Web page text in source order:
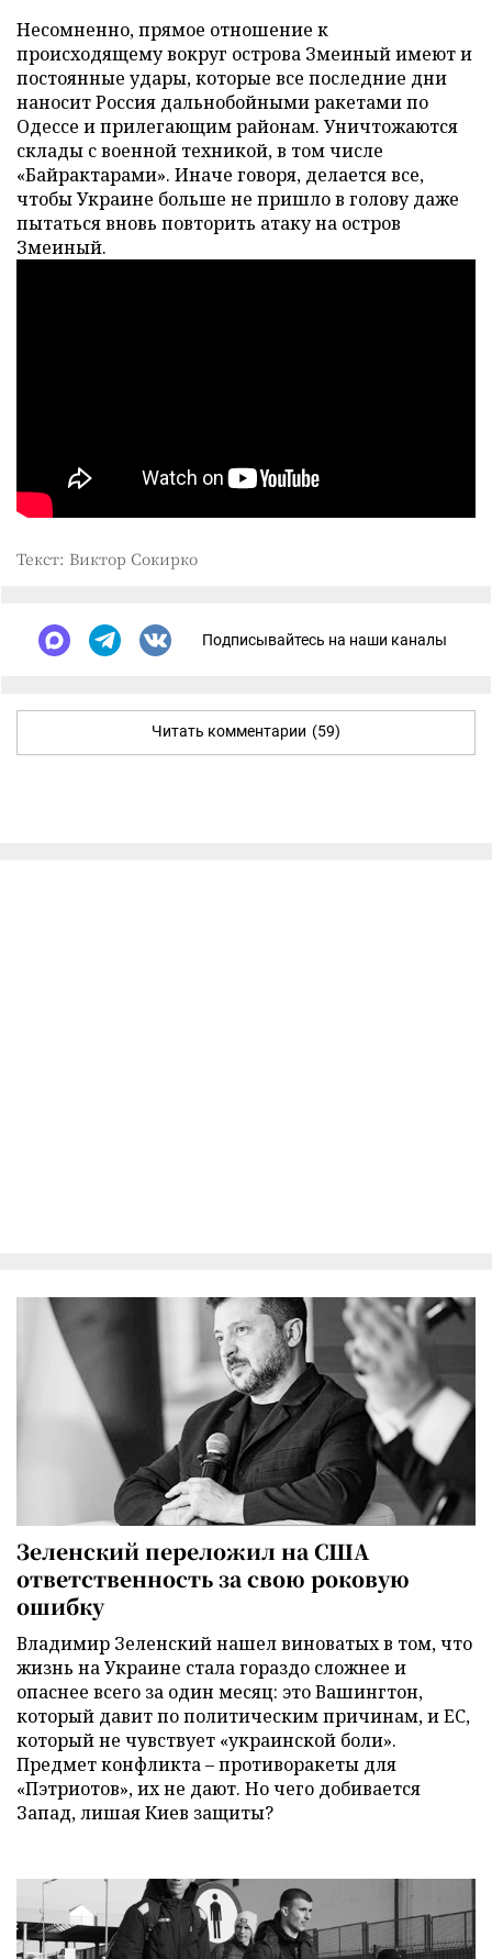
Несомненно, прямое отношение к
происходящему вокруг острова Змеиный имеют и
постоянные удары, которые все последние дни
наносит Россия дальнобойными ракетами по
Одессе и прилегающим районам. Уничтожаются
склады с военной техникой, в том числе
«Байрактарами». Иначе говоря, делается все,
чтобы Украине больше не пришло в голову даже
пытаться вновь повторить атаку на остров
Змеиный.
Текст: Виктор Сокирко
Подписывайтесь на наши каналы
Читать комментарии (59)
Зеленский переложил на США
ответственность за свою роковую
ошибку
Владимир Зеленский нашел виноватых в том, что
жизнь на Украине стала гораздо сложнее и
опаснее всего за один месяц: это Вашингтон,
который давит по политическим причинам, и ЕС,
который не чувствует «украинской боли».
Предмет конфликта – противоракеты для
«Пэтриотов», их не дают. Но чего добивается
Запад, лишая Киев защиты?